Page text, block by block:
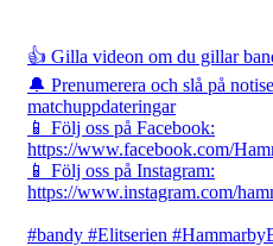
👍 Gilla videon om du gillar
🔔 Prenumerera och slå på
matchuppdateringar
📱 Följ oss på Facebook:
https://www.facebook.com/
📱 Följ oss på Instagram:
https://www.instagram.com/
#bandy #Elitserien